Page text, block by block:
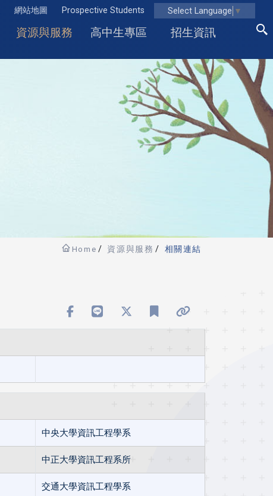
網站地圖 Prospective Students Select Language ▼
資源與服務 高中生專區 招生資訊
Home 資源與服務 相關連結
中央大學資訊工程學系
中正大學資訊工程系所
交通大學資訊工程學系